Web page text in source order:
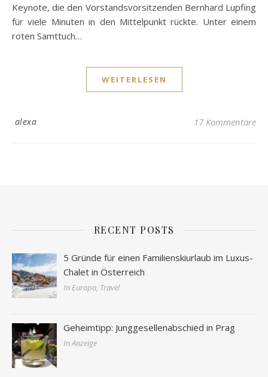
Keynote, die den Vorstandsvorsitzenden Bernhard Lupfing
für viele Minuten in den Mittelpunkt rückte. Unter einem
roten Samttuch…
WEITERLESEN
alexa 17 Kommentare
RECENT POSTS
5 Gründe für einen Familienskiurlaub im Luxus-
Chalet in Österreich
In Europa, Travel
Geheimtipp: Junggesellenabschied in Prag
In Anzeige